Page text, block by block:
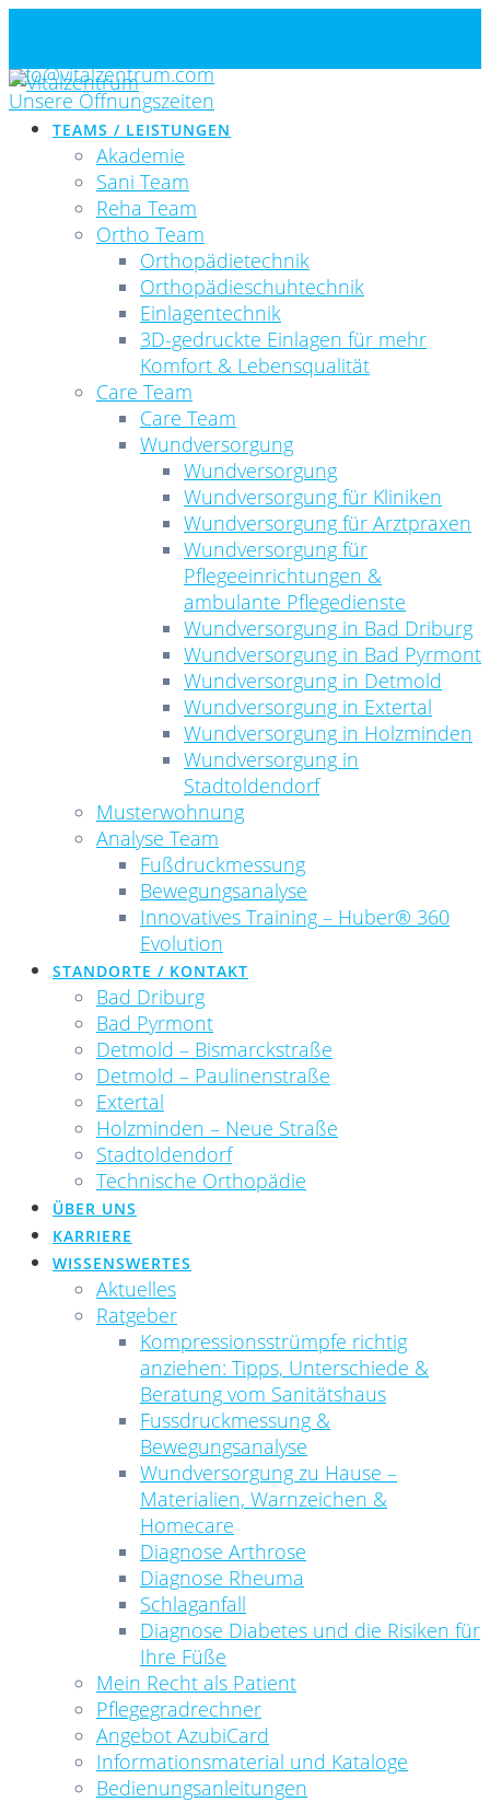
content
info@vitalzentrum.com
Unsere Öffnungszeiten
TEAMS / LEISTUNGEN
Akademie
Sani Team
Reha Team
Ortho Team
Orthopädietechnik
Orthopädieschuhtechnik
Einlagentechnik
3D-gedruckte Einlagen für mehr
Komfort & Lebensqualität
Care Team
Care Team
Wundversorgung
Wundversorgung
Wundversorgung für Kliniken
Wundversorgung für Arztpraxen
Wundversorgung für
Pflegeeinrichtungen &
ambulante Pflegedienste
Wundversorgung in Bad Driburg
Wundversorgung in Bad Pyrmont
Wundversorgung in Detmold
Wundversorgung in Extertal
Wundversorgung in Holzminden
Wundversorgung in
Stadtoldendorf
Musterwohnung
Analyse Team
Fußdruckmessung
Bewegungsanalyse
Innovatives Training – Huber® 360
Evolution
STANDORTE / KONTAKT
Bad Driburg
Bad Pyrmont
Detmold – Bismarckstraße
Detmold – Paulinenstraße
Extertal
Holzminden – Neue Straße
Stadtoldendorf
Technische Orthopädie
ÜBER UNS
KARRIERE
WISSENSWERTES
Aktuelles
Ratgeber
Kompressionsstrümpfe richtig
anziehen: Tipps, Unterschiede &
Beratung vom Sanitätshaus
Fussdruckmessung &
Bewegungsanalyse
Wundversorgung zu Hause –
Materialien, Warnzeichen &
Homecare
Diagnose Arthrose
Diagnose Rheuma
Schlaganfall
Diagnose Diabetes und die Risiken für
Ihre Füße
Mein Recht als Patient
Pflegegradrechner
Angebot AzubiCard
Informationsmaterial und Kataloge
Bedienungsanleitungen